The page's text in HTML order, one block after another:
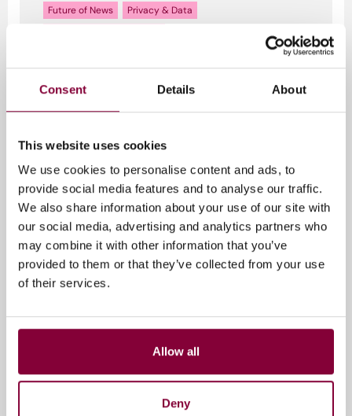
Consent Details About
This website uses cookies
We use cookies to personalise content and ads, to
provide social media features and to analyse our traffic.
We also share information about your use of our site with
our social media, advertising and analytics partners who
may combine it with other information that you’ve
provided to them or that they’ve collected from your use
of their services.
Allow all
Deny
Future of News
Privacy & Data
Future Week 2025 Bergen: De
strijd om de waarheid en andere
mediasector samen in Bergen om te praten
over de toekomst van journalistiek...
Auteur:Manon van der Knaap-Hartig